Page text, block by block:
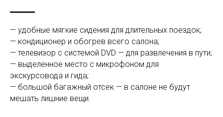
— удобные мягкие сидения для длительных поездок;
— кондиционер и обогрев всего салона;
— телевизор с системой DVD — для развлечения в пути;
— выделенное место с микрофоном для
экскурсовода и гида;
— большой багажный отсек — в салоне не будут
мешать лишние вещи.